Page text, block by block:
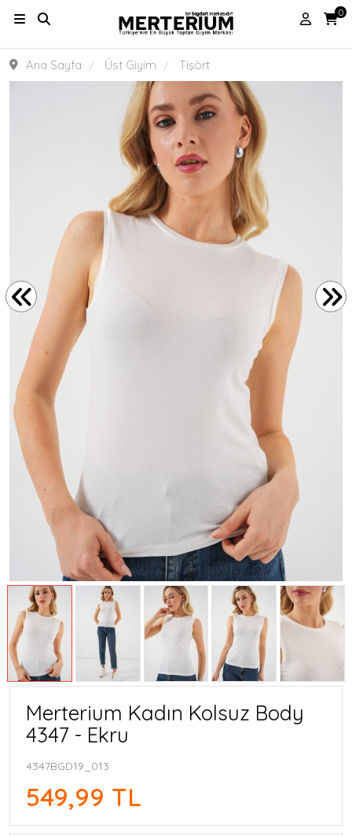
0
Ana Sayfa Üst Giyim Tişört
Merterium Kadın Kolsuz Body
4347 - Ekru
4347BGD19_013
549,99 TL